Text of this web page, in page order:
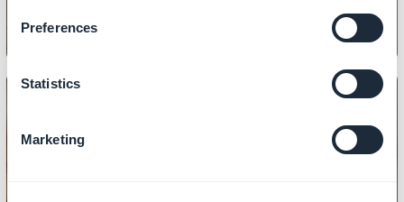
Preferences
Statistics
Marketing